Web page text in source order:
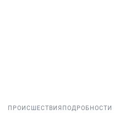
ПРОИСШЕСТВИЯ ПОДРОБНОСТИ